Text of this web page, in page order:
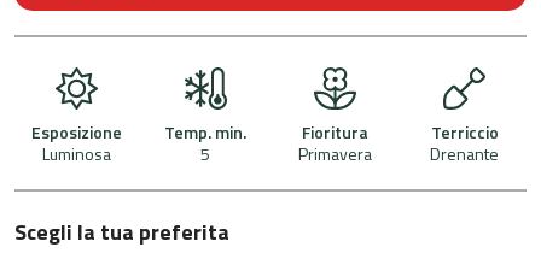
Esposizione
Luminosa
Temp. min.
5
Fioritura
Primavera
Terriccio
Drenante
Scegli la tua preferita